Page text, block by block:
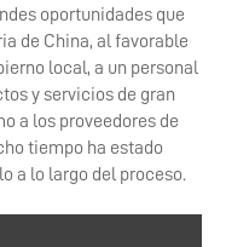
oportunidades que
de China, al favorable
local, a un personal
y servicios de gran
a los proveedores de
tiempo ha estado
a lo largo del proceso.